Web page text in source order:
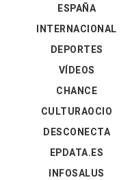
ESPAÑA
INTERNACIONAL
DEPORTES
VÍDEOS
CHANCE
CULTURAOCIO
DESCONECTA
EPDATA.ES
INFOSALUS